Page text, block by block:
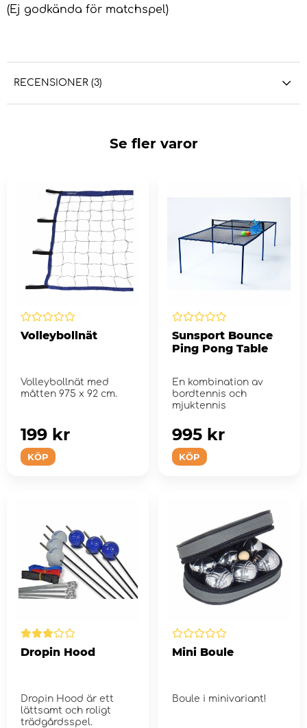
(Ej godkända för matchspel)
RECENSIONER (3)
Se fler varor
Volleybollnät
Volleybollnät med
måtten 975 x 92 cm.
KÖP
199 kr
Sunsport Bounce
Ping Pong Table
En kombination av
bordtennis och
mjuktennis
KÖP
995 kr
Dropin Hood
Dropin Hood är ett
lättsamt och roligt
trädgårdsspel.
Mini Boule
Boule i minivariant!